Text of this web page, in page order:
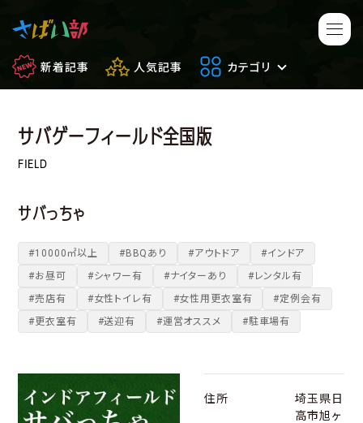
新着記事 人気記事 カテゴリ
マンガ・アニメ
サバイバルゲーム サバゲー豆知識
フィールドレビュー やってみた
サバゲーフィールド全国版
FIELD
サバっちゃ
#10000㎡以上 #BBQあり #アウトドア
#インドア
#お昼可
#シャワー有 #ナイターあり
#レンタル有
#売店有
#女性トイレ有 #女性用更衣室有
#定例会有
#更衣室有
#送迎有 #運営オススメ #駐車場有
住所
埼玉県日
高市旭ヶ